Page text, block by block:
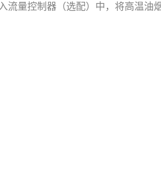
流量控制器（选配）中，将高温油